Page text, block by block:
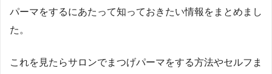
パーマをするにあたって知っておきたい情報をまとめまし
た。
これを見たらサロンでまつげパーマをする方法やセルフま